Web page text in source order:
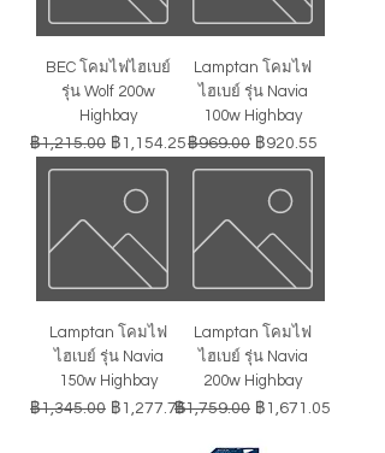
BEC โคมไฟไฮเบย์
รุ่น Wolf 200w
Highbay
ราคาปกติ
฿1,215.00 ราคาขายลด
฿1,154.25
Lamptan โคมไฟ
ไฮเบย์ รุ่น Navia
100w Highbay
ราคาปกติ
฿969.00 ราคาขายลด
฿920.55
Lamptan โคมไฟ
ไฮเบย์ รุ่น Navia
150w Highbay
ราคาปกติ
฿1,345.00 ราคาขายลด
฿1,277.75
Lamptan โคมไฟ
ไฮเบย์ รุ่น Navia
200w Highbay
ราคาปกติ
฿1,759.00 ราคาขายลด
฿1,671.05